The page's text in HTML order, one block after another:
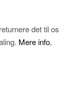
det til os
Mere info.